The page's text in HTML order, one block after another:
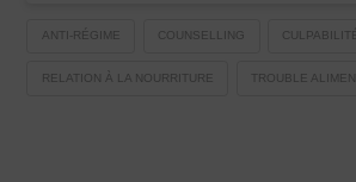
ANTI-RÉGIME COUNSELLING CULPABILITÉ
RELATION À LA NOURRITURE TROUBLE